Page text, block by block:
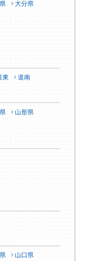
大分県
東 道南
山形県
山口県